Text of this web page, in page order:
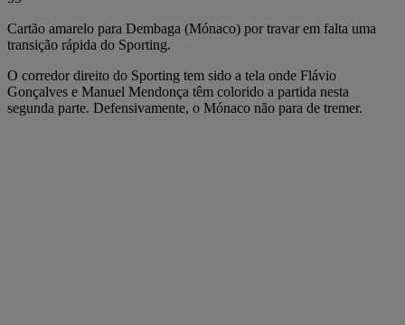
Cartão amarelo para Dembaga (Mónaco) por travar em falta uma
transição rápida do Sporting.
O corredor direito do Sporting tem sido a tela onde Flávio
Gonçalves e Manuel Mendonça têm colorido a partida nesta
segunda parte. Defensivamente, o Mónaco não para de tremer.